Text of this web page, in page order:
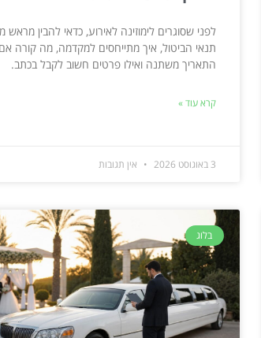
לפני שסוגרים לימוזינה לאירוע, כדאי להבין מראש
תנאי הביטול, איך מתייחסים למקדמה, מה קורה אם
התאריך משתנה ואילו פרטים חשוב לקבל בכתב.
קרא עוד »
3 באוגוסט 2026 אין תגובות
בלוג